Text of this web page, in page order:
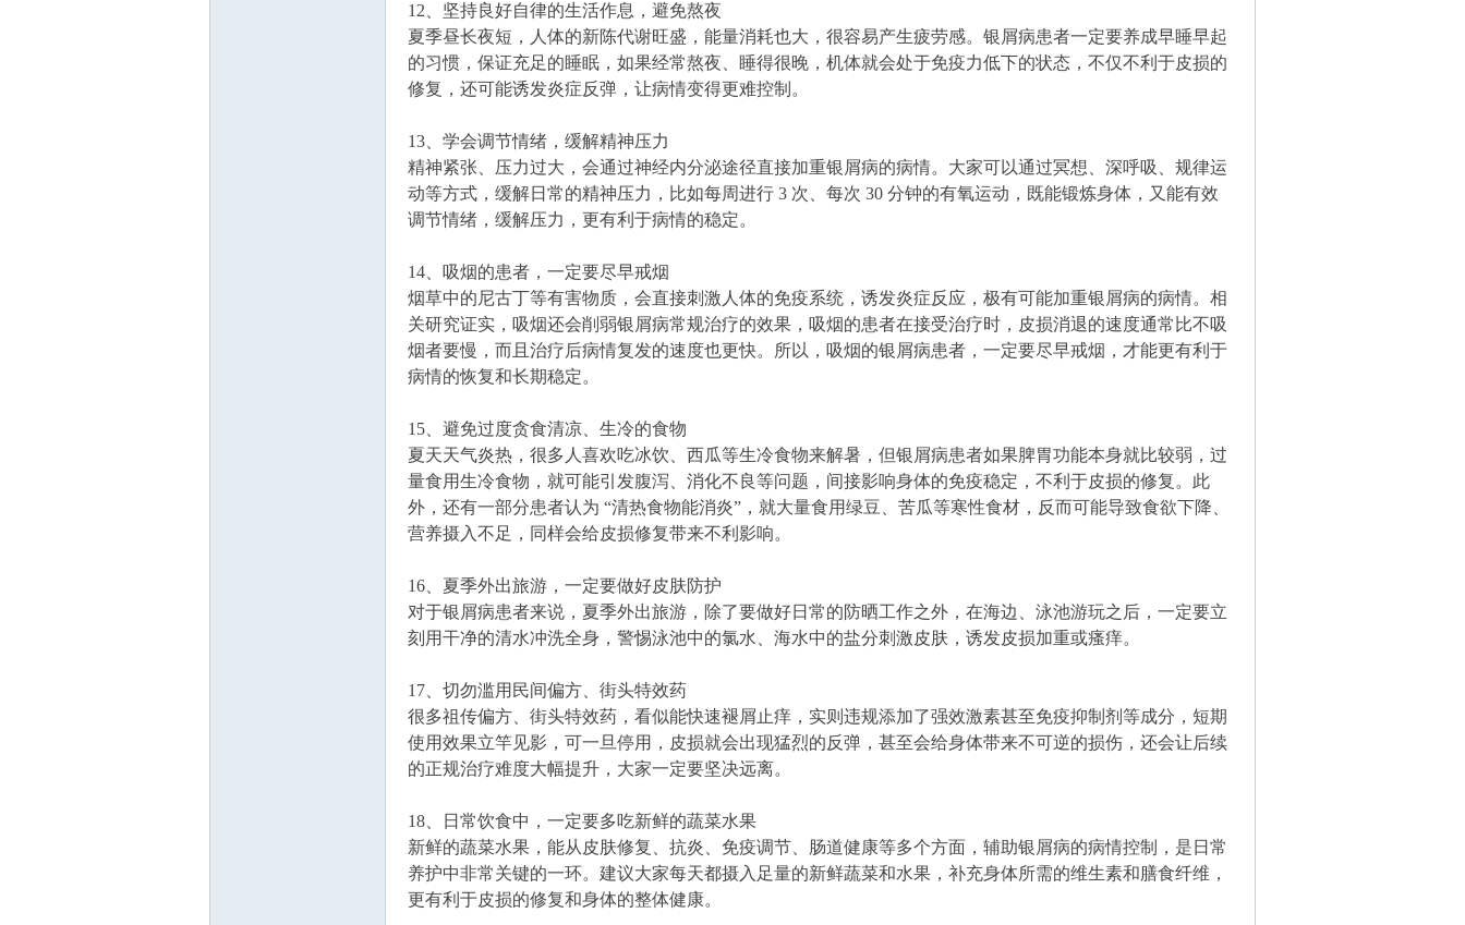
12、坚持良好自律的生活作息，避免熬夜
夏季昼长夜短，人体的新陈代谢旺盛，能量消耗也大，很容易产生疲劳感。银屑病患者一定要养成早睡早起
的习惯，保证充足的睡眠，如果经常熬夜、睡得很晚，机体就会处于免疫力低下的状态，不仅不利于皮损的
修复，还可能诱发炎症反弹，让病情变得更难控制。
13、学会调节情绪，缓解精神压力
精神紧张、压力过大，会通过神经内分泌途径直接加重银屑病的病情。大家可以通过冥想、深呼吸、规律运
动等方式，缓解日常的精神压力，比如每周进行 3 次、每次 30 分钟的有氧运动，既能锻炼身体，又能有效
调节情绪，缓解压力，更有利于病情的稳定。
14、吸烟的患者，一定要尽早戒烟
烟草中的尼古丁等有害物质，会直接刺激人体的免疫系统，诱发炎症反应，极有可能加重银屑病的病情。相
关研究证实，吸烟还会削弱银屑病常规治疗的效果，吸烟的患者在接受治疗时，皮损消退的速度通常比不吸
烟者要慢，而且治疗后病情复发的速度也更快。所以，吸烟的银屑病患者，一定要尽早戒烟，才能更有利于
病情的恢复和长期稳定。
15、避免过度贪食清凉、生冷的食物
夏天天气炎热，很多人喜欢吃冰饮、西瓜等生冷食物来解暑，但银屑病患者如果脾胃功能本身就比较弱，过
量食用生冷食物，就可能引发腹泻、消化不良等问题，间接影响身体的免疫稳定，不利于皮损的修复。此
外，还有一部分患者认为 “清热食物能消炎”，就大量食用绿豆、苦瓜等寒性食材，反而可能导致食欲下降、
营养摄入不足，同样会给皮损修复带来不利影响。
16、夏季外出旅游，一定要做好皮肤防护
对于银屑病患者来说，夏季外出旅游，除了要做好日常的防晒工作之外，在海边、泳池游玩之后，一定要立
刻用干净的清水冲洗全身，警惕泳池中的氯水、海水中的盐分刺激皮肤，诱发皮损加重或瘙痒。
17、切勿滥用民间偏方、街头特效药
很多祖传偏方、街头特效药，看似能快速褪屑止痒，实则违规添加了强效激素甚至免疫抑制剂等成分，短期
使用效果立竿见影，可一旦停用，皮损就会出现猛烈的反弹，甚至会给身体带来不可逆的损伤，还会让后续
的正规治疗难度大幅提升，大家一定要坚决远离。
18、日常饮食中，一定要多吃新鲜的蔬菜水果
新鲜的蔬菜水果，能从皮肤修复、抗炎、免疫调节、肠道健康等多个方面，辅助银屑病的病情控制，是日常
养护中非常关键的一环。建议大家每天都摄入足量的新鲜蔬菜和水果，补充身体所需的维生素和膳食纤维，
更有利于皮损的修复和身体的整体健康。